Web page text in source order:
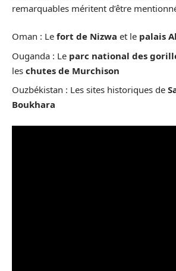
remarquables méritent d’être
Oman : Le fort de Nizwa et le palais
Ouganda : Le parc national des
les chutes de Murchison
Ouzbékistan : Les sites historiques de
Boukhara